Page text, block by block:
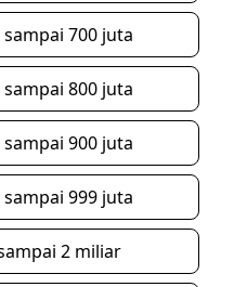
sampai 700 juta
sampai 800 juta
sampai 900 juta
sampai 999 juta
2 miliar